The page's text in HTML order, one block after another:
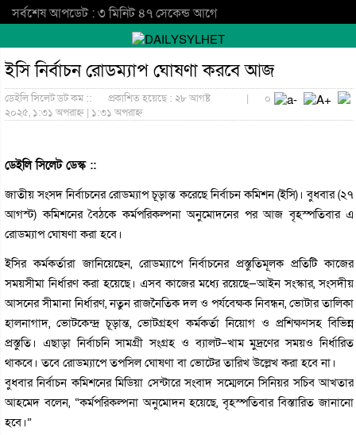
সর্বশেষ আপডেট : ৩ মিনিট ৪৭ সেকেন্ড আগে
ইসি নির্বাচন রোডম্যাপ ঘোষণা করবে আজ
ডেইলি সিলেট ডট কম ::
প্রকাশিত হয়েছে : ২৮ আগষ্ট
২০২৫, ১:৩১ অপরাহ্ন | ১:৩১ অপরাহ্ন
| ০
ডেইলি সিলেট ডেস্ক ::
জাতীয় সংসদ নির্বাচনের রোডম্যাপ চূড়ান্ত করেছে নির্বাচন কমিশন (ইসি)। বুধবার (২৭
আগস্ট) কমিশনের বৈঠকে কর্মপরিকল্পনা অনুমোদনের পর আজ বৃহস্পতিবার এ
রোডম্যাপ ঘোষণা করা হবে।
ইসির কর্মকর্তারা জানিয়েছেন, রোডম্যাপে নির্বাচনের প্রস্তুতিমূলক প্রতিটি কাজের
সময়সীমা নির্ধারণ করা হয়েছে। এসব কাজের মধ্যে রয়েছে—আইন সংস্কার, সংসদীয়
আসনের সীমানা নির্ধারণ, নতুন রাজনৈতিক দল ও পর্যবেক্ষক নিবন্ধন, ভোটার তালিকা
হালনাগাদ, ভোটকেন্দ্র চূড়ান্ত, ভোটগ্রহণ কর্মকর্তা নিয়োগ ও প্রশিক্ষণসহ বিভিন্ন
প্রস্তুতি। এছাড়া নির্বাচনি সামগ্রী সংগ্রহ ও ব্যালট–খাম মুদ্রণের সময়ও নির্ধারিত
থাকবে। তবে রোডম্যাপে তপসিল ঘোষণা বা ভোটের তারিখ উল্লেখ করা হবে না।
বুধবার নির্বাচন কমিশনের মিডিয়া সেন্টারে সংবাদ সম্মেলনে সিনিয়র সচিব আখতার
আহমেদ বলেন, “কর্মপরিকল্পনা অনুমোদন হয়েছে, বৃহস্পতিবার বিস্তারিত জানানো
হবে।”